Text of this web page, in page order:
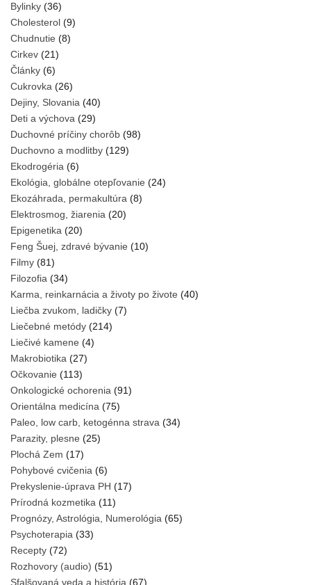
Bylinky (36)
Cholesterol (9)
Chudnutie (8)
Cirkev (21)
Články (6)
Cukrovka (26)
Dejiny, Slovania (40)
Deti a výchova (29)
Duchovné príčiny chorôb (98)
Duchovno a modlitby (129)
Ekodrogéria (6)
Ekológia, globálne otepľovanie (24)
Ekozáhrada, permakultúra (8)
Elektrosmog, žiarenia (20)
Epigenetika (20)
Feng Šuej, zdravé bývanie (10)
Filmy (81)
Filozofia (34)
Karma, reinkarnácia a životy po živote (40)
Liečba zvukom, ladičky (7)
Liečebné metódy (214)
Liečivé kamene (4)
Makrobiotika (27)
Očkovanie (113)
Onkologické ochorenia (91)
Orientálna medicína (75)
Paleo, low carb, ketogénna strava (34)
Parazity, plesne (25)
Plochá Zem (17)
Pohybové cvičenia (6)
Prekyslenie-úprava PH (17)
Prírodná kozmetika (11)
Prognózy, Astrológia, Numerológia (65)
Psychoterapia (33)
Recepty (72)
Rozhovory (audio) (51)
Sfalšovaná veda a história (67)